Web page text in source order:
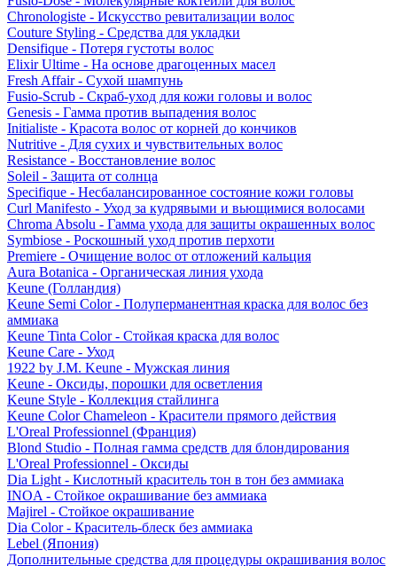
Chronologiste - Искусство ревитализации волос
Couture Styling - Средства для укладки
Densifique - Потеря густоты волос
Elixir Ultime - На основе драгоценных масел
Fresh Affair - Сухой шампунь
Fusio-Scrub - Скраб-уход для кожи головы и волос
Genesis - Гамма против выпадения волос
Initialiste - Красота волос от корней до кончиков
Nutritive - Для сухих и чувствительных волос
Resistance - Восстановление волос
Soleil - Защита от солнца
Specifique - Несбалансированное состояние кожи головы
Curl Manifesto - Уход за кудрявыми и вьющимися волосами
Chroma Absolu - Гамма ухода для защиты окрашенных волос
Symbiose - Роскошный уход против перхоти
Premiere - Очищение волос от отложений кальция
Aura Botanica - Органическая линия ухода
Keune (Голландия)
Keune Semi Color - Полуперманентная краска для волос без
аммиака
Keune Tinta Color - Стойкая краска для волос
Keune Care - Уход
1922 by J.M. Keune - Мужская линия
Keune - Оксиды, порошки для осветления
Keune Style - Коллекция стайлинга
Keune Color Chameleon - Красители прямого действия
L'Oreal Professionnel (Франция)
Blond Studio - Полная гамма средств для блондирования
L'Oreal Professionnel - Оксиды
Dia Light - Кислотный краситель тон в тон без аммиака
INOA - Стойкое окрашивание без аммиака
Majirel - Стойкое окрашивание
Dia Color - Краситель-блеск без аммиака
Lebel (Япония)
Дополнительные средства для процедуры окрашивания волос